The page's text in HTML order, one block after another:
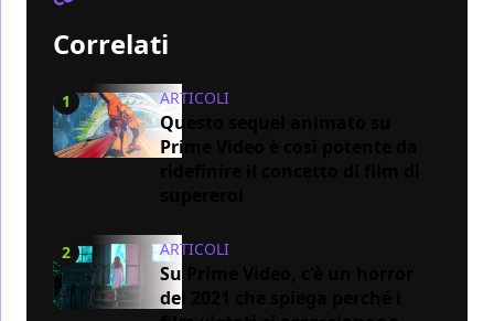
Correlati
1 ARTICOLI
Questo sequel animato su
Prime Video è così potente da
2 ARTICOLI
Su Prime Video, c'è un horror
del 2021 che spiega perché i